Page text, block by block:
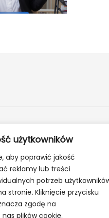
użytkowników
aby poprawić jakość
reklamy lub treści
potrzeb
stronie. Kliknięcie przycisku
zgodę na
plików cookie.